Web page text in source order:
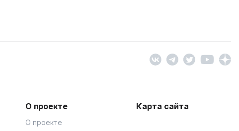
О проекте
О проекте
Карта сайта